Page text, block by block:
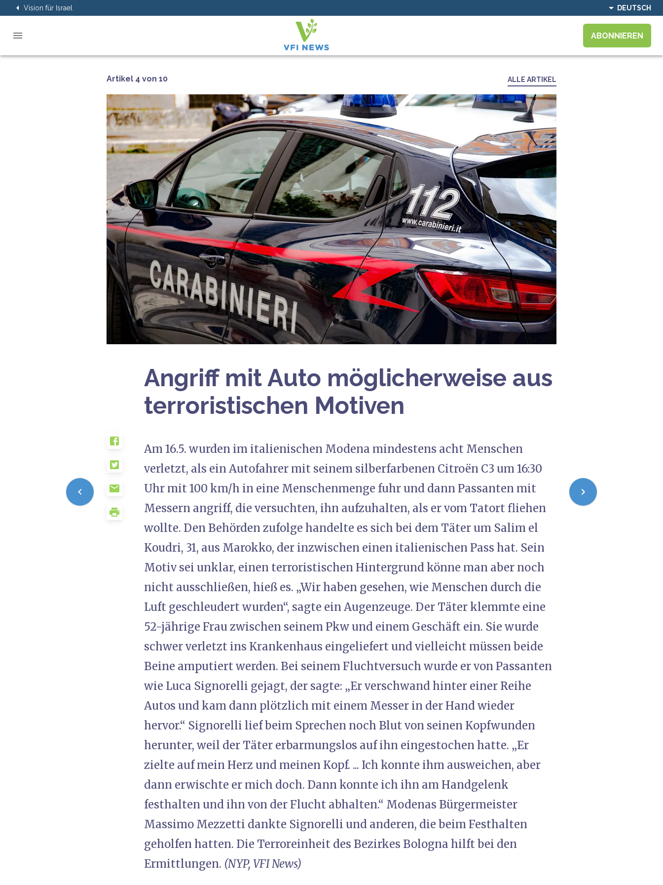
Vision für Israel DEUTSCH
ABONNIEREN
Artikel 4 von 10 ALLE ARTIKEL
Angriff mit Auto möglicherweise aus
terroristischen Motiven
Am 16.5. wurden im italienischen Modena mindestens acht Menschen
verletzt, als ein Autofahrer mit seinem silberfarbenen Citroën C3 um 16:30
Uhr mit 100 km/h in eine Menschenmenge fuhr und dann Passanten mit
Messern angriff, die versuchten, ihn aufzuhalten, als er vom Tatort fliehen
wollte. Den Behörden zufolge handelte es sich bei dem Täter um Salim el
Koudri, 31, aus Marokko, der inzwischen einen italienischen Pass hat. Sein
Motiv sei unklar, einen terroristischen Hintergrund könne man aber noch
nicht ausschließen, hieß es. „Wir haben gesehen, wie Menschen durch die
Luft geschleudert wurden“, sagte ein Augenzeuge. Der Täter klemmte eine
52-jährige Frau zwischen seinem Pkw und einem Geschäft ein. Sie wurde
schwer verletzt ins Krankenhaus eingeliefert und vielleicht müssen beide
Beine amputiert werden. Bei seinem Fluchtversuch wurde er von Passanten
wie Luca Signorelli gejagt, der sagte: „Er verschwand hinter einer Reihe
Autos und kam dann plötzlich mit einem Messer in der Hand wieder
hervor.“ Signorelli lief beim Sprechen noch Blut von seinen Kopfwunden
herunter, weil der Täter erbarmungslos auf ihn eingestochen hatte. „Er
zielte auf mein Herz und meinen Kopf. ... Ich konnte ihm ausweichen, aber
dann erwischte er mich doch. Dann konnte ich ihn am Handgelenk
festhalten und ihn von der Flucht abhalten.“ Modenas Bürgermeister
Massimo Mezzetti dankte Signorelli und anderen, die beim Festhalten
geholfen hatten. Die Terroreinheit des Bezirkes Bologna hilft bei den
Ermittlungen. (NYP, VFI News)